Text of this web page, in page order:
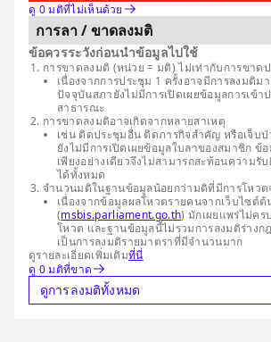
ดู 0 มติที่ไม่เห็นด้วย
การลา / ขาดลงมติ
ข้อควรระวังก่อนนำข้อมูลไปใช้
การขาดลงมติ (หน่วย = มติ) ไม่เท่ากับการขาด
เนื่องจากการประชุม 1 ครั้งอาจมีการลงมติม
ปัจจุบันสภายังไม่มีการเปิดเผยข้อมูลการเข้า
สาธารณะ
การขาดลงมติอาจเกิดจากหลายสาเหตุ
เช่น ติดประชุมอื่น ติดภารกิจสำคัญ หรือเจ็บ
ยังไม่มีการเปิดเผยข้อมูลใบลาของสมาชิก ข้
เพียงอย่างเดียวจึงไม่สามารถสะท้อนความรั
ได้ทั้งหมด
จำนวนมติในฐานข้อมูลน้อยกว่ามติที่มีการโหวต
เนื่องจากข้อมูลผลโหวตรายคนจากเว็บไซต์ต้
(msbis.parliament.go.th) มักเผยแพร่ไม่ค
โหวต และฐานข้อมูลนี้ไม่รวมการลงมติร่างก
เป็นการลงมติรายมาตราที่มีจำนวนมาก
ดูรายละเอียดเพิ่มเติมที่นี่
ดู 0 มติที่ขาด
ดูการลงมติทั้งหมด